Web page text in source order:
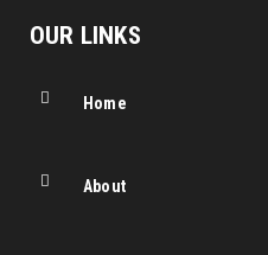
OUR LINKS
Home
About